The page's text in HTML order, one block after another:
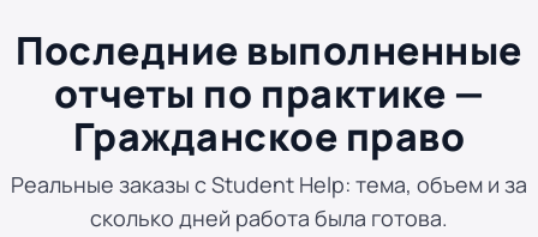
Последние выполненные
отчеты по практике —
Гражданское право
Реальные заказы с Student Help: тема, объем и за
сколько дней работа была готова.